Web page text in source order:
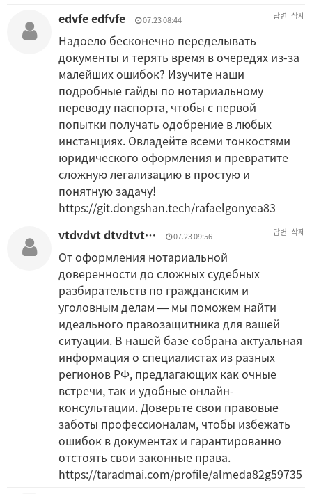
edvfe edfvfe
07.23 08:44 답변 삭제
Надоело бесконечно переделывать
документы и терять время в очередях из-за
малейших ошибок? Изучите наши
подробные гайды по нотариальному
переводу паспорта, чтобы с первой
попытки получать одобрение в любых
инстанциях. Овладейте всеми тонкостями
юридического оформления и превратите
сложную легализацию в простую и
понятную задачу!
https://git.dongshan.tech/rafaelgonyea83
vtdvdvt dtvdtvt…
07.23 09:56 답변 삭제
От оформления нотариальной
доверенности до сложных судебных
разбирательств по гражданским и
уголовным делам — мы поможем найти
идеального правозащитника для вашей
ситуации. В нашей базе собрана актуальная
информация о специалистах из разных
регионов РФ, предлагающих как очные
встречи, так и удобные онлайн-
консультации. Доверьте свои правовые
заботы профессионалам, чтобы избежать
ошибок в документах и гарантированно
отстоять свои законные права.
https://taradmai.com/profile/almeda82g59735